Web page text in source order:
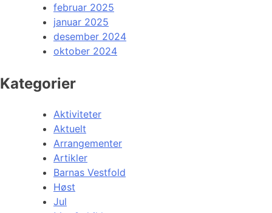
februar 2025
januar 2025
desember 2024
oktober 2024
Kategorier
Aktiviteter
Aktuelt
Arrangementer
Artikler
Barnas Vestfold
Høst
Jul